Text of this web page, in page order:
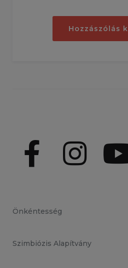
Önkéntesség
Szimbiózis Alapítvány